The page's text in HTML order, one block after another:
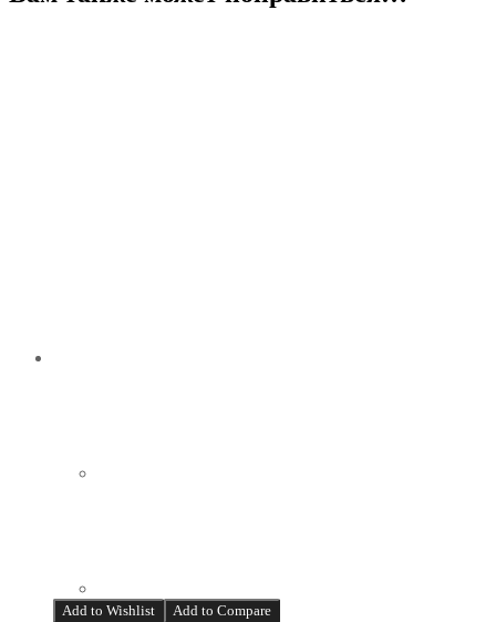
Add to Wishlist Add to Compare